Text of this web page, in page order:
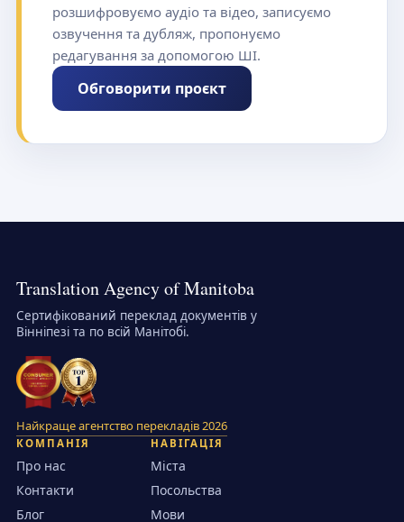
розшифровуємо аудіо та відео, записуємо
озвучення та дубляж, пропонуємо
редагування за допомогою ШІ.
Обговорити проєкт
Translation Agency of Manitoba
Сертифікований переклад документів у
Вінніпезі та по всій Манітобі.
Найкраще агентство перекладів 2026
КОМПАНІЯ
Про нас
Контакти
Блог
НАВІГАЦІЯ
Міста
Посольства
Мови